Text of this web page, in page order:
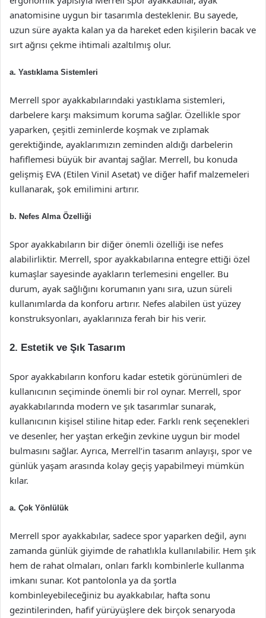
anatomisine uygun bir tasarımla desteklenir. Bu sayede,
uzun süre ayakta kalan ya da hareket eden kişilerin bacak ve
sırt ağrısı çekme ihtimali azaltılmış olur.
a. Yastıklama Sistemleri
Merrell spor ayakkabılarındaki yastıklama sistemleri,
darbelere karşı maksimum koruma sağlar. Özellikle spor
yaparken, çeşitli zeminlerde koşmak ve zıplamak
gerektiğinde, ayaklarımızın zeminden aldığı darbelerin
hafiflemesi büyük bir avantaj sağlar. Merrell, bu konuda
gelişmiş EVA (Etilen Vinil Asetat) ve diğer hafif malzemeleri
kullanarak, şok emilimini artırır.
b. Nefes Alma Özelliği
Spor ayakkabıların bir diğer önemli özelliği ise nefes
alabilirliktir. Merrell, spor ayakkabılarına entegre ettiği özel
kumaşlar sayesinde ayakların terlemesini engeller. Bu
durum, ayak sağlığını korumanın yanı sıra, uzun süreli
kullanımlarda da konforu artırır. Nefes alabilen üst yüzey
konstruksyonları, ayaklarınıza ferah bir his verir.
2. Estetik ve Şık Tasarım
Spor ayakkabıların konforu kadar estetik görünümleri de
kullanıcının seçiminde önemli bir rol oynar. Merrell, spor
ayakkabılarında modern ve şık tasarımlar sunarak,
kullanıcının kişisel stiline hitap eder. Farklı renk seçenekleri
ve desenler, her yaştan erkeğin zevkine uygun bir model
bulmasını sağlar. Ayrıca, Merrell’in tasarım anlayışı, spor ve
günlük yaşam arasında kolay geçiş yapabilmeyi mümkün
kılar.
a. Çok Yönlülük
Merrell spor ayakkabılar, sadece spor yaparken değil, aynı
zamanda günlük giyimde de rahatlıkla kullanılabilir. Hem şık
hem de rahat olmaları, onları farklı kombinlerle kullanma
imkanı sunar. Kot pantolonla ya da şortla
kombinleyebileceğiniz bu ayakkabılar, hafta sonu
gezintilerinden, hafif yürüyüşlere dek birçok senaryoda